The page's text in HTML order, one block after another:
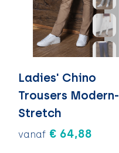
Ladies' Chino
Trousers Modern-
Stretch
vanaf € 64,88